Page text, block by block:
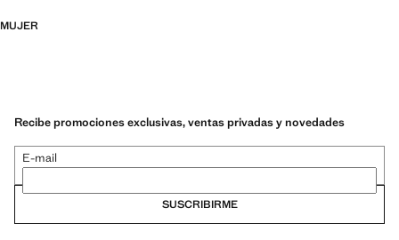
MUJER
Recibe promociones exclusivas, ventas privadas y novedades
E-mail
SUSCRIBIRME